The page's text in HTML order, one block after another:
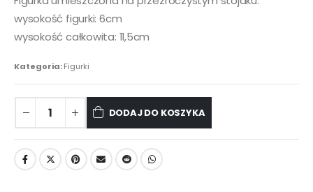
wysokość figurki: 6cm
wysokość całkowita: 11,5cm
Kategoria:Figurki
DODAJ DO KOSZYKA